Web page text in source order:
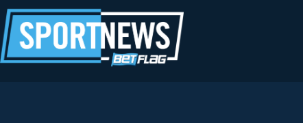
al
contenuto